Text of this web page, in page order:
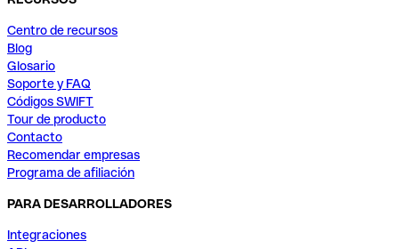
Centro de recursos
Blog
Glosario
Soporte y FAQ
Códigos SWIFT
Tour de producto
Contacto
Recomendar empresas
Programa de afiliación
PARA DESARROLLADORES
Integraciones